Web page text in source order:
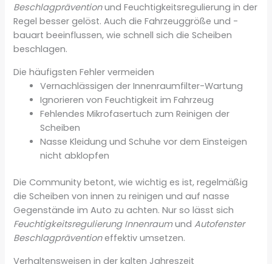
Beschlagpräventionund Feuchtigkeitsregulierung in der
Regel besser gelöst. Auch die Fahrzeuggröße und -
bauart beeinflussen, wie schnell sich die Scheiben
beschlagen.
Die häufigsten Fehler vermeiden
Vernachlässigen der Innenraumfilter-Wartung
Ignorieren von Feuchtigkeit im Fahrzeug
Fehlendes Mikrofasertuch zum Reinigen der
Scheiben
Nasse Kleidung und Schuhe vor dem Einsteigen
nicht abklopfen
Die Community betont, wie wichtig es ist, regelmäßig
die Scheiben von innen zu reinigen und auf nasse
Gegenstände im Auto zu achten. Nur so lässt sich
Feuchtigkeitsregulierung InnenraumundAutofenster
Beschlagpräventioneffektiv umsetzen.
Verhaltensweisen in der kalten Jahreszeit